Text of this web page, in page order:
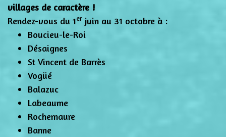
villages de caractère !
Rendez-vous du 1er juin au 31 octobre à :
Boucieu-le-Roi
Désaignes
St Vincent de Barrès
Vogüé
Balazuc
Labeaume
Rochemaure
Banne